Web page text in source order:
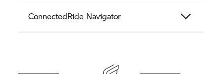
ConnectedRide Navigator